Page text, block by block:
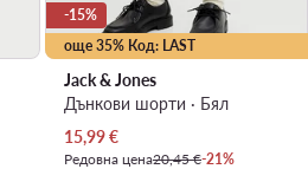
още 35% Код: LAST
-15%
Jack & Jones
Дънкови шорти · Бял
Актуална цена
15,99€
Редовна цена20,45 €-21%